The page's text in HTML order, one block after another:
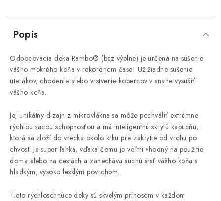
Popis
Odpocovacia deka Rambo® (bez výplne) je určená na sušenie
vášho mokrého koňa v rekordnom čase! Už žiadne sušenie
uterákov, chodenie alebo vrstvenie kobercov v snahe vysušiť
vášho koňa.
Jej unikátny dizajn z mikrovlákna sa môže pochváliť extrémne
rýchlou sacou schopnosťou a má inteligentnú skrytú kapucňu,
ktorá sa zloží do vrecka okolo krku pre zakrytie od vrchu po
chvost. Je super ľahká, vďaka čomu je veľmi vhodný na použitie
doma alebo na cestách a zanecháva suchú srsť vášho koňa s
hladkým, vysoko lesklým povrchom.
Tieto rýchloschnúce deky sú skvelým prínosom v každom